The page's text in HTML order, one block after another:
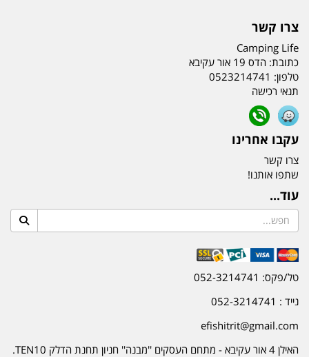
צרו קשר
Camping Life
כתובת: הדס 19 אור עקיבא
טלפון: 0523214741
תנאי רכישה
עקבו אחרינו
צרו קשר
שתפו אותנו!
עוד...
טל/פקס: 052-3214741
נייד : 052-3214741
efishitrit@gmail.com
האילן 4 אור עקיבא - מתחם העסקים ''מבנה'' חניון תחנת הדלק TEN10.